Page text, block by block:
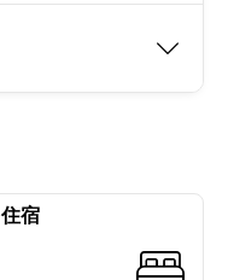
住宿